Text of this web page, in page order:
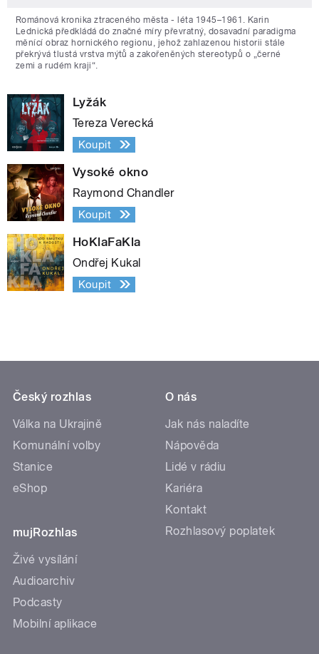
Románová kronika ztraceného města - léta 1945–1961. Karin
Lednická předkládá do značné míry převratný, dosavadní paradigma
měnící obraz hornického regionu, jehož zahlazenou historii stále
překrývá tlustá vrstva mýtů a zakořeněných stereotypů o „černé
zemi a rudém kraji“.
Lyžák
Tereza Verecká
Koupit
Vysoké okno
Raymond Chandler
Koupit
HoKlaFaKla
Ondřej Kukal
Koupit
Český rozhlas
Válka na Ukrajině
Komunální volby
Stanice
eShop
mujRozhlas
Živé vysílání
Audioarchiv
Podcasty
Mobilní aplikace
O nás
Jak nás naladíte
Nápověda
Lidé v rádiu
Kariéra
Kontakt
Rozhlasový poplatek